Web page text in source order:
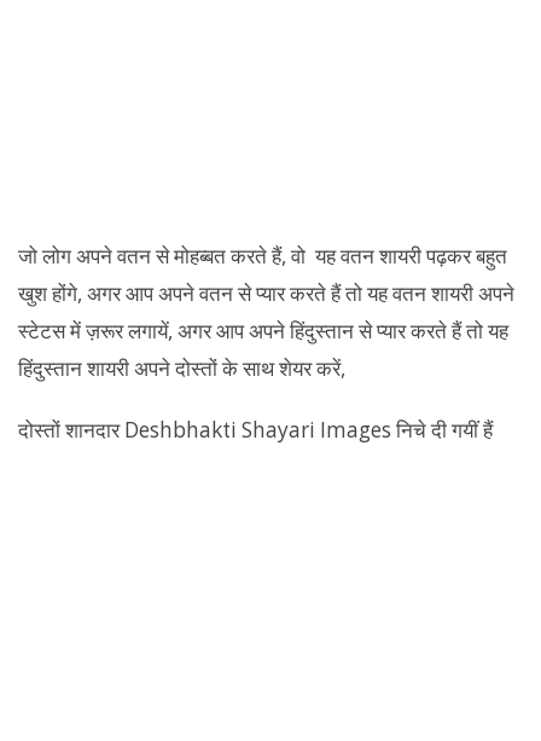
जो लोग अपने वतन से मोहब्बत करते हैं, वो यह वतन शायरी पढ़कर बहुत
खुश होंगे, अगर आप अपने वतन से प्यार करते हैं तो यह वतन शायरी अपने
स्टेटस में ज़रूर लगायें, अगर आप अपने हिंदुस्तान से प्यार करते हैं तो यह
हिंदुस्तान शायरी अपने दोस्तों के साथ शेयर करें,
दोस्तों शानदार Deshbhakti Shayari Images निचे दी गयीं हैं